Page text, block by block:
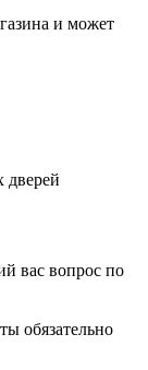
и может
дверей
вас вопрос по
обязательно